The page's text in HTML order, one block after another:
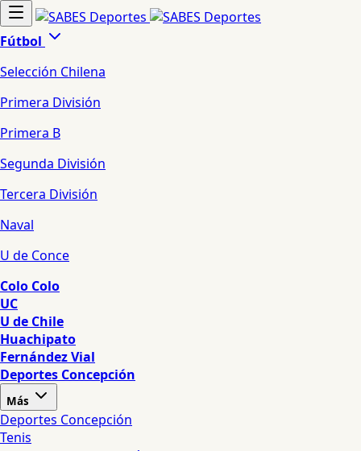
Fútbol
Selección Chilena
Primera División
Primera B
Segunda División
Tercera División
Naval
U de Conce
Colo Colo
UC
U de Chile
Huachipato
Fernández Vial
Deportes Concepción
Más
Deportes Concepción
Tenis